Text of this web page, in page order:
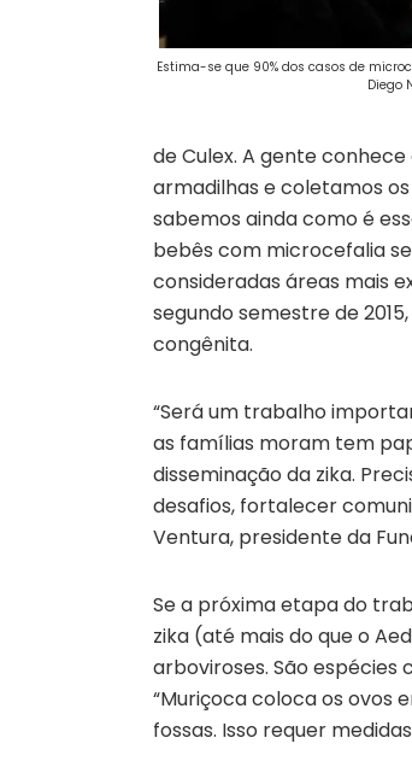
Estima-se que 90% dos casos de
Diego
de Culex. A gente
armadilhas e coletamos
sabemos ainda como é
bebês com microcefalia
consideradas áreas mais
segundo semestre de
congênita.
“Será um trabalho
as famílias moram tem
disseminação da zika.
desafios, fortalecer
Ventura, presidente da
Se a próxima etapa do
zika (até mais do que o
arboviroses. São
“Muriçoca coloca os ovos
fossas. Isso requer